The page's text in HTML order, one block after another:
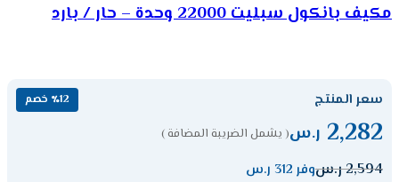
مكيف بانكول سبليت 22000 وحدة – حار / بارد
سعر المنتج ٪12 خصم
2,282 ر.س( يشمل الضريبة المضافة )
2,594ر.سوفر 312 ر.س